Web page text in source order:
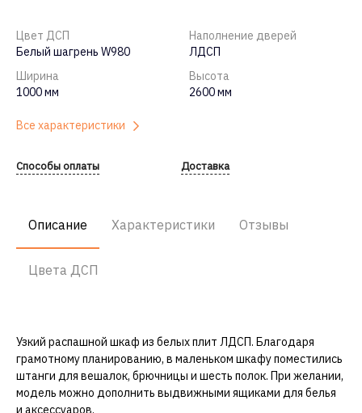
Цвет ДСП
Белый шагрень W980
Наполнение дверей
ЛДСП
Ширина
1000 мм
Высота
2600 мм
Все характеристики
Способы оплаты Доставка
Описание Характеристики Отзывы
Цвета ДСП
Узкий распашной шкаф из белых плит ЛДСП. Благодаря
грамотному планированию, в маленьком шкафу поместились
штанги для вешалок, брючницы и шесть полок. При желании,
модель можно дополнить выдвижными ящиками для белья
и аксессуаров.